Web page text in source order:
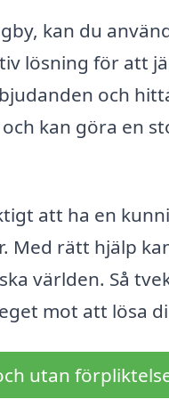
kan du
lösning för att
och
kan göra en
att ha en
Med rätt hjälp
världen. Så
mot att lösa
utan